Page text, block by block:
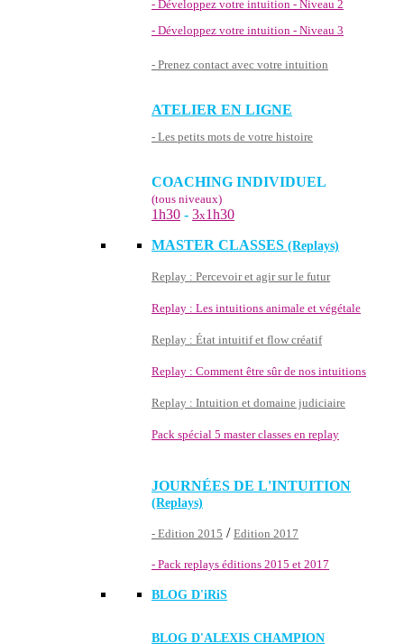
- Développez votre intuition - Niveau 2
- Développez votre intuition - Niveau 3
- Prenez contact avec votre intuition
ATELIER EN LIGNE
- Les petits mots de votre histoire
COACHING INDIVIDUEL
(tous niveaux)
1h30 - 3x1h30
MASTER CLASSES (Replays)
Replay : Percevoir et agir sur le futur
Replay : Les intuitions animale et végétale
Replay : État intuitif et flow créatif
Replay : Comment être sûr de nos intuitions
Replay : Intuition et domaine judiciaire
Pack spécial 5 master classes en replay
JOURNÉES DE L'INTUITION
(Replays)
- Edition 2015 / Edition 2017
- Pack replays éditions 2015 et 2017
BLOG D'iRiS
BLOG D'ALEXIS CHAMPION